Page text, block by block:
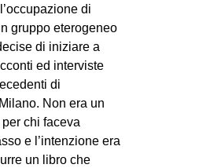
di
gruppo eterogeneo
di iniziare a
ed interviste
di
Non era un
chi faceva
e l’intenzione era
un libro che